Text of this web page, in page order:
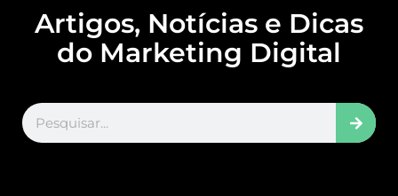
Artigos, Notícias e Dicas
do Marketing Digital